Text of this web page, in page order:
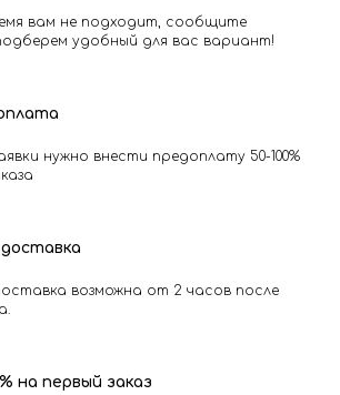
вам не подходит, сообщите
удобный для вас вариант!
нужно внести предоплату 50-100%
возможна от 2 часов после
на первый заказ